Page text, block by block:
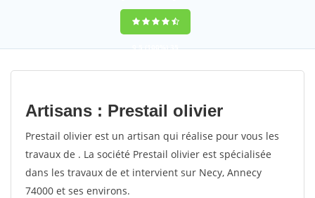
9,5(100%)35
votes
Artisans : Prestail olivier
Prestail olivier est un artisan qui réalise pour vous les
travaux de . La société Prestail olivier est spécialisée
dans les travaux de et intervient sur Necy, Annecy
74000 et ses environs.